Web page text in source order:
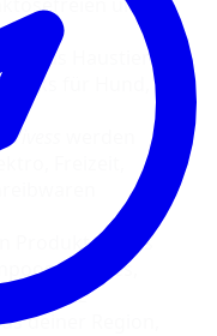
das Haustier:
für Hund,
Vivess
Freizeit,
Produkte eines
Cremes,
deiner Region,